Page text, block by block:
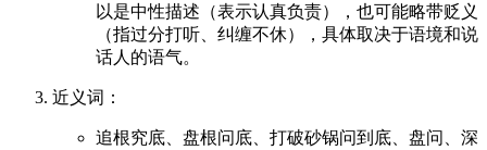
以是中性描述（表示认真负责），也可能略带贬义
（指过分打听、纠缠不休），具体取决于语境和说
话人的语气。
近义词：
追根究底、盘根问底、打破砂锅问到底、盘问、深